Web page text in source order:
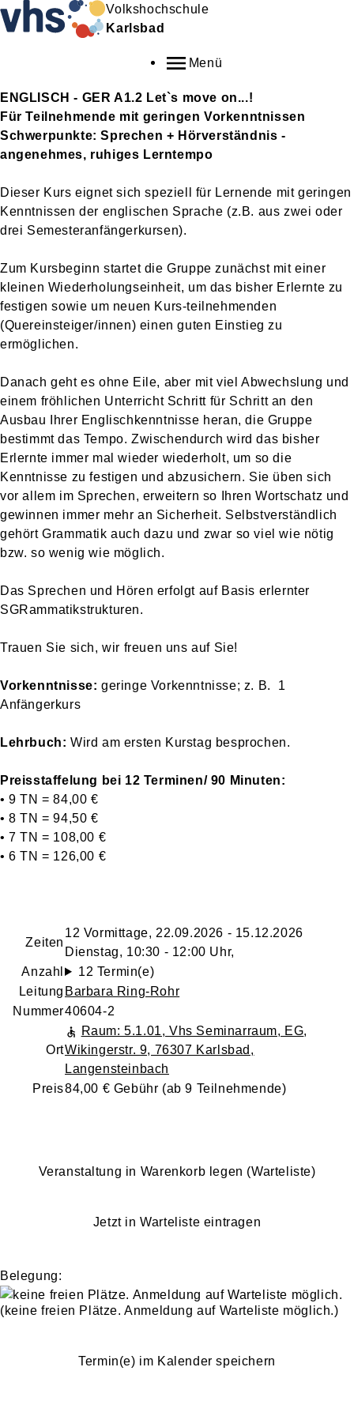
Volkshochschule
Karlsbad
Menü
ENGLISCH - GER A1.2 Let`s move on...!
Für Teilnehmende mit geringen Vorkenntnissen
Schwerpunkte: Sprechen + Hörverständnis -
angenehmes, ruhiges Lerntempo
Dieser Kurs eignet sich speziell für Lernende mit geringen
Kenntnissen der englischen Sprache (z.B. aus zwei oder
drei Semesteranfängerkursen).
Zum Kursbeginn startet die Gruppe zunächst mit einer
kleinen Wiederholungseinheit, um das bisher Erlernte zu
festigen sowie um neuen Kurs-teilnehmenden
(Quereinsteiger/innen) einen guten Einstieg zu
ermöglichen.
Danach geht es ohne Eile, aber mit viel Abwechslung und
einem fröhlichen Unterricht Schritt für Schritt an den
Ausbau Ihrer Englischkenntnisse heran, die Gruppe
bestimmt das Tempo. Zwischendurch wird das bisher
Erlernte immer mal wieder wiederholt, um so die
Kenntnisse zu festigen und abzusichern. Sie üben sich
vor allem im Sprechen, erweitern so Ihren Wortschatz und
gewinnen immer mehr an Sicherheit. Selbstverständlich
gehört Grammatik auch dazu und zwar so viel wie nötig
bzw. so wenig wie möglich.
Das Sprechen und Hören erfolgt auf Basis erlernter
SGRammatikstrukturen.
Trauen Sie sich, wir freuen uns auf Sie!
Vorkenntnisse: geringe Vorkenntnisse; z. B. 1
Anfängerkurs
Lehrbuch: Wird am ersten Kurstag besprochen.
Preisstaffelung bei 12 Terminen/ 90 Minuten:
• 9 TN = 84,00 €
• 8 TN = 94,50 €
• 7 TN = 108,00 €
• 6 TN = 126,00 €
Zeiten
12 Vormittage, 22.09.2026 - 15.12.2026
Dienstag, 10:30 - 12:00 Uhr,
Anzahl
12 Termin(e)
Leitung Barbara Ring-Rohr
Nummer40604-2
Ort
Raum: 5.1.01, Vhs Seminarraum, EG,
Wikingerstr. 9, 76307 Karlsbad,
Langensteinbach
Preis84,00 € Gebühr (ab 9 Teilnehmende)
Veranstaltung in Warenkorb legen (Warteliste)
Jetzt in Warteliste eintragen
Belegung:
(keine freien Plätze. Anmeldung auf Warteliste möglich.)
Termin(e) im Kalender speichern